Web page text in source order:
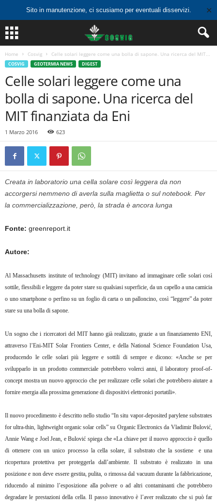
Sito in manutenzione, ci scusiamo per eventuali disservizi. ✕
Home Cosvig Celle solari leggere come una bolla di sapone. Una ricerca del MIT...
COSVIG GEOTERMIA NEWS DIGEST
Celle solari leggere come una
bolla di sapone. Una ricerca del
MIT finanziata da Eni
1 Marzo 2016 623
Creata in laboratorio una cella solare così leggera da non
accorgersi nemmeno di averla sulla maglietta o sul notebook. Per
la commercializzazione, però, la strada è ancora lunga
Fonte: greenreport.it
Autore:
Al Massachusetts institute of technology (MIT) invitano ad immaginare celle solari così
sottile, flessibili e leggere da poter stare su qualsiasi superficie, da un capello a una camicia
o uno smartphone o perfino su un foglio di carta o un palloncino, così “leggere” da poter
stare su una bolla di sapone.
Un sogno che i ricercatori del MIT hanno già realizzato, grazie a un finanziamento ENI,
attraverso l’Eni-MIT Solar Frontiers Center, e della National Science Foundation Usa,
producendo le celle solari più leggere e sottili di sempre e dicono: «Anche se per
svilupparlo in un prodotto commerciale potrebbero volerci anni, il laboratory proof-of-
concept mostra un nuovo approccio che per realizzare celle solari che potrebbero aiutare a
fornire energia alla prossima generazione di dispositivi elettronici portatili».
Il nuovo procedimento è descritto nello studio “In situ vapor-deposited parylene substrates
for ultra-thin, lightweight organic solar cells” su Organic Electronics da Vladimir Bulović,
Annie Wang e Joel Jean, e Bulović spiega che «La chiave per il nuovo approccio è quello
di ottenere con un unico processo la cella solare, il substrato che la sostiene e una
ricopertura protettiva per proteggerla dall’ambiente. Il substrato è realizzato in una
posizione e non deve essere gestita, pulita, o rimossa dal vacuum durante la fabbricazione,
riducendo al minimo l’esposizione alla polvere o ad altri contaminanti che potrebbero
degradare le prestazioni della cella. Il passo innovativo è l’aver realizzato che si può far